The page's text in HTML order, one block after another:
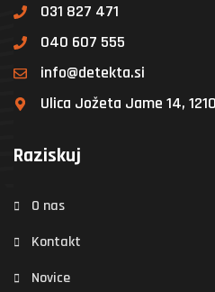
031 827 471
040 607 555
info@detekta.si
Ulica Jožeta Jame 14,
Raziskuj
O nas
Kontakt
Novice